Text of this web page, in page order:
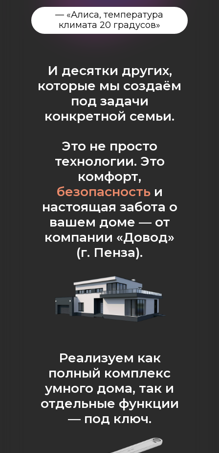
И десятки других,
которые мы создаём
под задачи
конкретной семьи.
— «Алиса, температура
климата 20 градусов»
Это не просто
технологии. Это
комфорт,
безопасностьи
настоящая забота о
вашем доме — от
компании «Довод»
(г. Пенза).
Реализуем как
полный комплекс
умного дома, так и
отдельные функции
— под ключ.